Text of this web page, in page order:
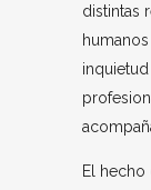
distintas
El